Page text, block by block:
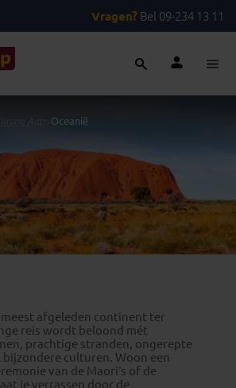
Vragen? Bel 09-234 13 11
Oceanië
meest afgeleden continent ter
reis wordt beloond mét
prachtige stranden, ongerepte
culturen. Woon een
van de Maori’s of de
je verrassen door de